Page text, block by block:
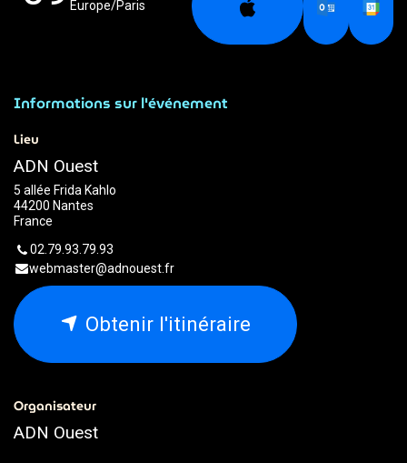
Europe/Paris
Informations sur l'événement
Lieu
ADN Ouest
5 allée Frida Kahlo
44200 Nantes
France
02.79.93.79.93
webmaster@adnouest.fr
Obtenir l'itinéraire
Organisateur
ADN Ouest